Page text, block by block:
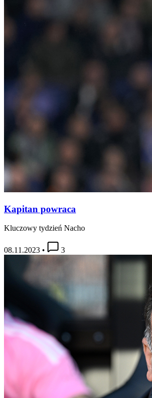
Kapitan powraca
Kluczowy tydzień Nacho
08.11.2023 • 3